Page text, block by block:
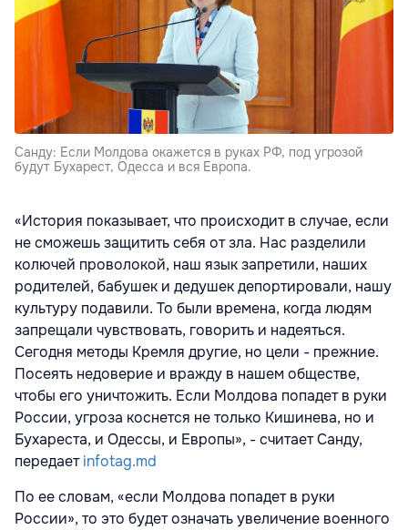
Санду: Если Молдова окажется в руках РФ, под угрозой
будут Бухарест, Одесса и вся Европа.
«История показывает, что происходит в случае, если
не сможешь защитить себя от зла. Нас разделили
колючей проволокой, наш язык запретили, наших
родителей, бабушек и дедушек депортировали, нашу
культуру подавили. То были времена, когда людям
запрещали чувствовать, говорить и надеяться.
Сегодня методы Кремля другие, но цели - прежние.
Посеять недоверие и вражду в нашем обществе,
чтобы его уничтожить. Если Молдова попадет в руки
России, угроза коснется не только Кишинева, но и
Бухареста, и Одессы, и Европы», - считает Санду,
передаетinfotag.md
По ее словам, «если Молдова попадет в руки
России», то это будет означать увеличение военного